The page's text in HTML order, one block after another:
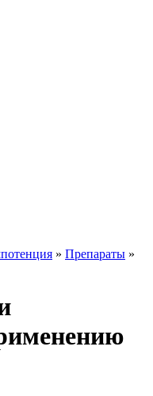
» Препараты »